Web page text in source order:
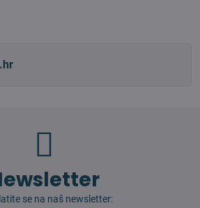
se na naš newsletter: